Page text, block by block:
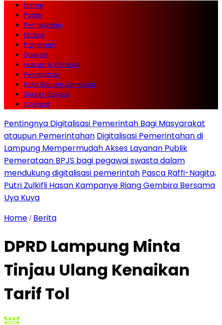
Home
Politik
Pemerintah
Ekobis
Parlemen
Daerah
Hukum & Kriminal
Pendidikan
Kota Bandar Lampung
Suara rEposisi
Contact
Pentingnya Digitalisasi Pemerintah Bagi Masyarakat
ataupun Pemerintahan Digitalisasi Pemerintahan di
Lampung Mempermudah Akses Layanan Publik
Pemerataan BPJS bagi pegawai swasta dalam
mendukung digitalisasi pemerintah Pasca Raffi-Nagita,
Putri Zulkifli Hasan Kampanye Riang Gembira Bersama
Uya Kuya
Home / Berita
DPRD Lampung Minta
Tinjau Ulang Kenaikan
Tarif Tol